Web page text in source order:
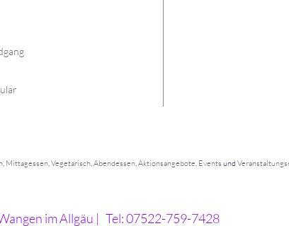
Mittagessen Vegetarisch Abendessen Aktionsangebote Events und
im Allgäu Tel: 07522-759-7428